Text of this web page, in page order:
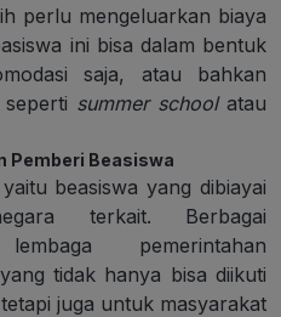
perlu mengeluarkan biaya
ini bisa dalam bentuk
saja, atau bahkan
seperti summer school atau
Pemberi Beasiswa
beasiswa yang dibiayai
terkait. Berbagai
pemerintahan
tidak hanya bisa diikuti
juga untuk masyarakat